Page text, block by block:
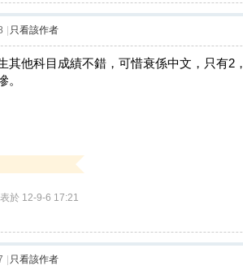
只看該作者
其他科目成績不錯，可惜衰係中文，只有2，
。
於 12-9-6 17:21
只看該作者